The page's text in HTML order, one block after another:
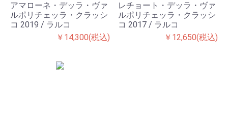
アマローネ・デッラ・ヴァ
ルポリチェッラ・クラッシ
コ 2019 / ラルコ
￥14,300(税込)
レチョート・デッラ・ヴァ
ルポリチェッラ・クラッシ
コ 2017 / ラルコ
￥12,650(税込)